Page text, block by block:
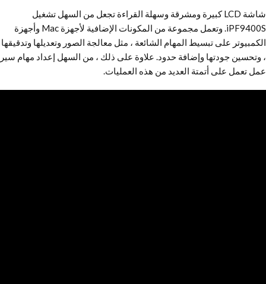
شاشة LCD كبيرة ومشرقة وسهلة القراءة تجعل من السهل تشغيل
iPF9400S. وتعمل مجموعة من المكونات الإضافية لأجهزة Mac وأجهزة
الكمبيوتر على تبسيط المهام الشائعة ، مثل معالجة الصور وتعديلها وتدقيقها
، وتحسين جودتها وإضافة حدود. علاوة على ذلك ، من السهل إعداد مهام سير
عمل تعمل على أتمتة العديد من هذه العمليات.